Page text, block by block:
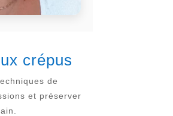
crépus
de
et préserver